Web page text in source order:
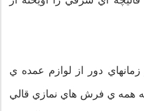
دور از لوازم عمده ي
همه ي فرش هاي نمازي قالي